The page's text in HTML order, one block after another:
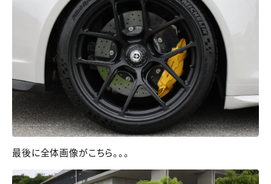
最後に全体画像がこちら。。。